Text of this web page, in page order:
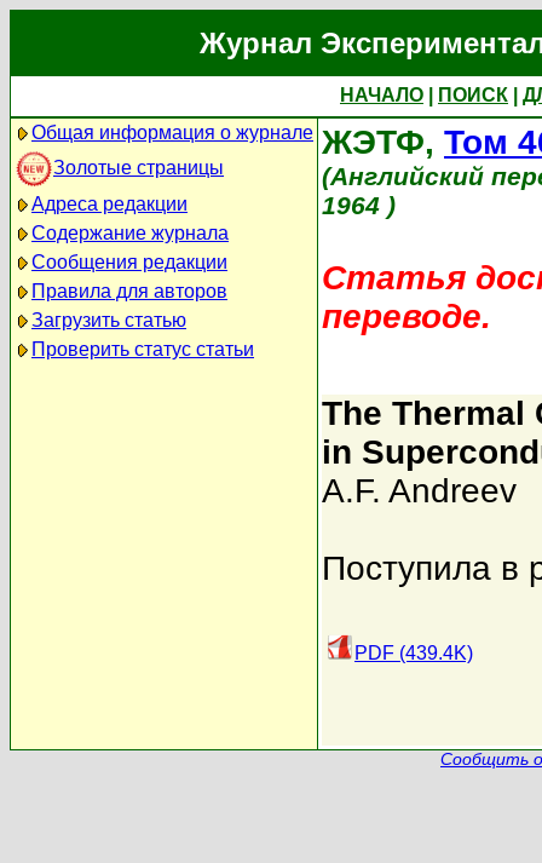
Журнал
НАЧАЛО ПОИСК
Общая информация о журнале
Золотые страницы
Адреса редакции
Содержание журнала
Сообщения редакции
Правила для авторов
Загрузить статью
Проверить статус статьи
ЖЭТФ, Том
(Английский
1964 )
Статья
переводе.
The Thermal
in
A.F. Andreev
Поступила в
PDF (439.4K)
Сообщить о